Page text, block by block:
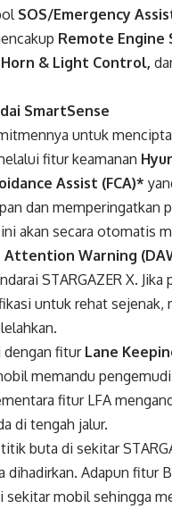
SOS/Emergency
Remote
& Light Control,
SmartSense
untuk
fitur keamanan
Assist (FCA)*
dan
akan secara otomatis
Attention Warning
STARGAZER X.
untuk rehat sejenak,
dengan fitur Lane
memandu
fitur LFA
di tengah jalur.
buta di sekitar
dihadirkan. Adapun fitur
mobil sehingga